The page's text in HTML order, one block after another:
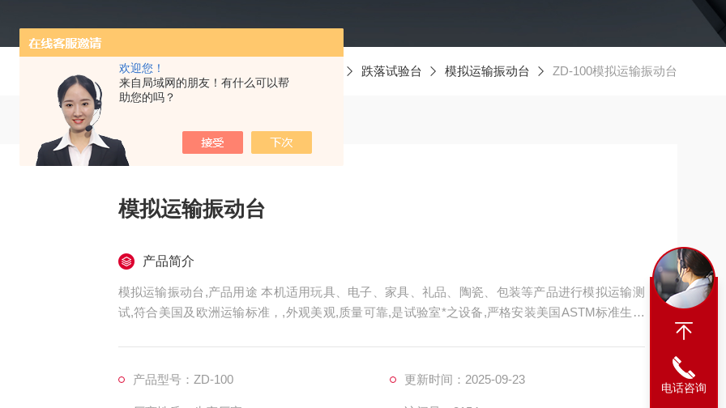
欢迎您！
来自局域网的朋友！有什么可以帮
助您的吗？
跌落试验台 模拟运输振动台 ZD-100模拟运输振动台
模拟运输振动台
产品简介
模拟运输振动台,产品用途 本机适用玩具、电子、家具、礼品、陶瓷、包装等产品进行模拟运输测
试,符合美国及欧洲运输标准，,外观美观,质量可靠,是试验室*之设备,严格安装美国ASTM标准生产
产品型号：ZD-100 更新时间：2025-09-23
电话咨询